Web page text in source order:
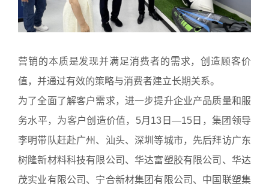
营销的本质是发现并满足消费者的需求，创造顾客价
值，并通过有效的策略与消费者建立长期关系。
为了全面了解客户需求，进一步提升企业产品质量和服
务水平，为客户创造价值，5月13日—15日，集团领导
李明带队赶赴广州、汕头、深圳等城市，先后拜访广东
树隆新材料科技有限公司、华达富塑胶有限公司、华达
茂实业有限公司、宁合新材集团有限公司、中国联塑集